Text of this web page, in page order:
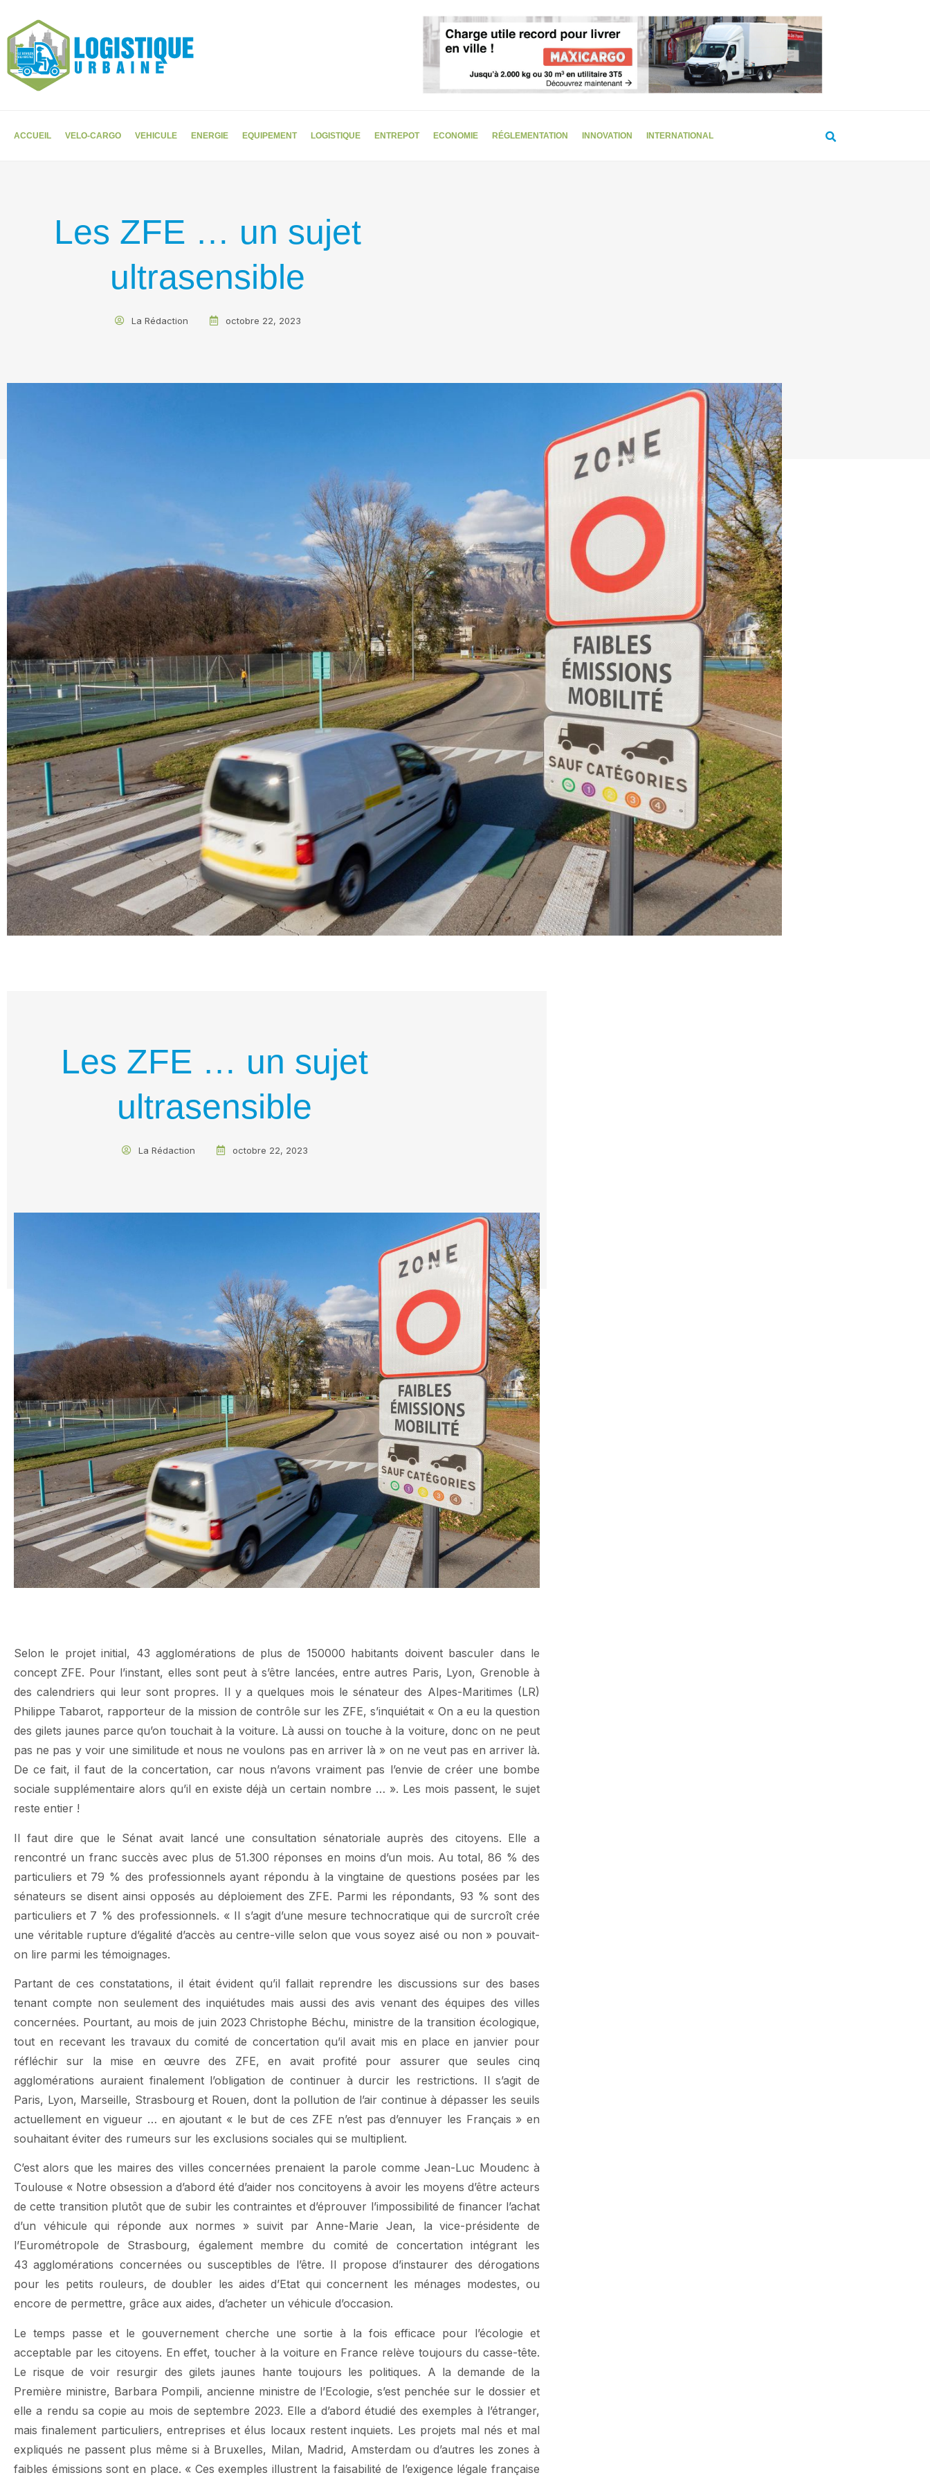
ACCUEIL VELO-CARGO VEHICULE ENERGIE EQUIPEMENT LOGISTIQUE ENTREPOT ECONOMIE RÉGLEMENTATION INNOVATION INTERNATIONAL
Les ZFE … un sujet
ultrasensible
La Rédaction octobre 22, 2023
Les ZFE … un sujet
ultrasensible
La Rédaction octobre 22, 2023
Selon le projet initial, 43 agglomérations de plus de 150000 habitants doivent basculer dans le
concept ZFE. Pour l’instant, elles sont peut à s’être lancées, entre autres Paris, Lyon, Grenoble à
des calendriers qui leur sont propres. Il y a quelques mois le sénateur des Alpes-Maritimes (LR)
Philippe Tabarot, rapporteur de la mission de contrôle sur les ZFE, s’inquiétait « On a eu la question
des gilets jaunes parce qu’on touchait à la voiture. Là aussi on touche à la voiture, donc on ne peut
pas ne pas y voir une similitude et nous ne voulons pas en arriver là » on ne veut pas en arriver là.
De ce fait, il faut de la concertation, car nous n’avons vraiment pas l’envie de créer une bombe
sociale supplémentaire alors qu’il en existe déjà un certain nombre … ». Les mois passent, le sujet
reste entier !
Il faut dire que le Sénat avait lancé une consultation sénatoriale auprès des citoyens. Elle a
rencontré un franc succès avec plus de 51.300 réponses en moins d’un mois. Au total, 86 % des
particuliers et 79 % des professionnels ayant répondu à la vingtaine de questions posées par les
sénateurs se disent ainsi opposés au déploiement des ZFE. Parmi les répondants, 93 % sont des
particuliers et 7 % des professionnels. « Il s’agit d’une mesure technocratique qui de surcroît crée
une véritable rupture d’égalité d’accès au centre-ville selon que vous soyez aisé ou non » pouvait-
on lire parmi les témoignages.
Partant de ces constatations, il était évident qu’il fallait reprendre les discussions sur des bases
tenant compte non seulement des inquiétudes mais aussi des avis venant des équipes des villes
concernées. Pourtant, au mois de juin 2023 Christophe Béchu, ministre de la transition écologique,
tout en recevant les travaux du comité de concertation qu’il avait mis en place en janvier pour
réfléchir sur la mise en œuvre des ZFE, en avait profité pour assurer que seules cinq
agglomérations auraient finalement l’obligation de continuer à durcir les restrictions. Il s’agit de
Paris, Lyon, Marseille, Strasbourg et Rouen, dont la pollution de l’air continue à dépasser les seuils
actuellement en vigueur … en ajoutant « le but de ces ZFE n’est pas d’ennuyer les Français » en
souhaitant éviter des rumeurs sur les exclusions sociales qui se multiplient.
C’est alors que les maires des villes concernées prenaient la parole comme Jean-Luc Moudenc à
Toulouse « Notre obsession a d’abord été d’aider nos concitoyens à avoir les moyens d’être acteurs
de cette transition plutôt que de subir les contraintes et d’éprouver l’impossibilité de financer l’achat
d’un véhicule qui réponde aux normes » suivit par Anne-Marie Jean, la vice-présidente de
l’Eurométropole de Strasbourg, également membre du comité de concertation intégrant les
43 agglomérations concernées ou susceptibles de l’être. Il propose d’instaurer des dérogations
pour les petits rouleurs, de doubler les aides d’Etat qui concernent les ménages modestes, ou
encore de permettre, grâce aux aides, d’acheter un véhicule d’occasion.
Le temps passe et le gouvernement cherche une sortie à la fois efficace pour l’écologie et
acceptable par les citoyens. En effet, toucher à la voiture en France relève toujours du casse-tête.
Le risque de voir resurgir des gilets jaunes hante toujours les politiques. A la demande de la
Première ministre, Barbara Pompili, ancienne ministre de l’Ecologie, s’est penchée sur le dossier et
elle a rendu sa copie au mois de septembre 2023. Elle a d’abord étudié des exemples à l’étranger,
mais finalement particuliers, entreprises et élus locaux restent inquiets. Les projets mal nés et mal
expliqués ne passent plus même si à Bruxelles, Milan, Madrid, Amsterdam ou d’autres les zones à
faibles émissions sont en place. « Ces exemples illustrent la faisabilité de l’exigence légale française